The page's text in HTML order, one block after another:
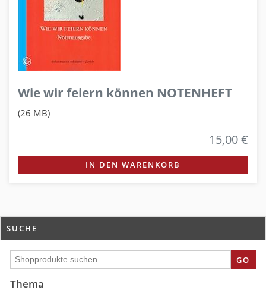
Wie wir feiern können NOTENHEFT
(26 MB)
15,00 €
IN DEN WARENKORB
SUCHE
GO
Thema